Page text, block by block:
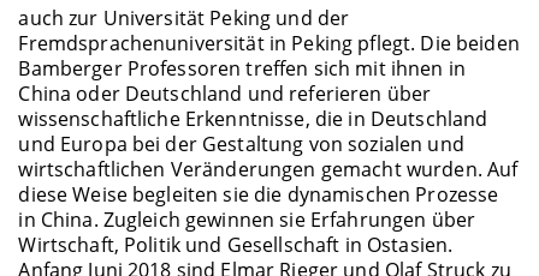
auch zur Universität Peking und der
Fremdsprachenuniversität in Peking pflegt. Die beiden
Bamberger Professoren treffen sich mit ihnen in
China oder Deutschland und referieren über
wissenschaftliche Erkenntnisse, die in Deutschland
und Europa bei der Gestaltung von sozialen und
wirtschaftlichen Veränderungen gemacht wurden. Auf
diese Weise begleiten sie die dynamischen Prozesse
in China. Zugleich gewinnen sie Erfahrungen über
Wirtschaft, Politik und Gesellschaft in Ostasien.
Anfang Juni 2018 sind Elmar Rieger und Olaf Struck zu